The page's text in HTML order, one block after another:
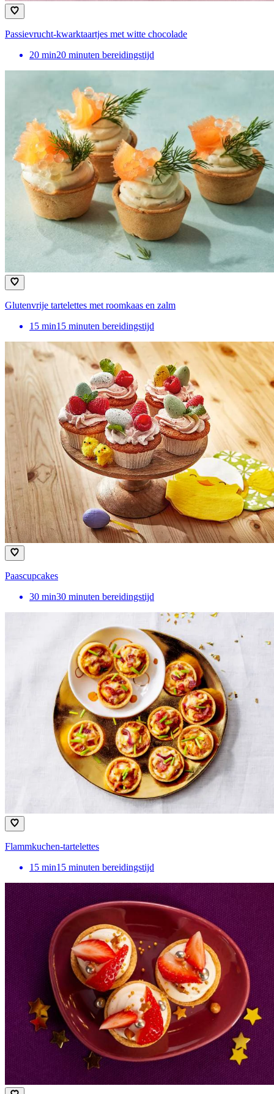
Passievrucht-kwarktaartjes met witte chocolade
20 min20 minuten bereidingstijd
Glutenvrije tartelettes met roomkaas en zalm
15 min15 minuten bereidingstijd
Paascupcakes
30 min30 minuten bereidingstijd
Flammkuchen-tartelettes
15 min15 minuten bereidingstijd